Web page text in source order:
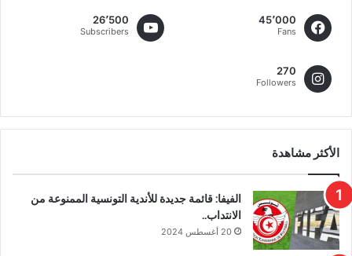
45٬000
Fans
26٬500
Subscribers
270
Followers
الأكثر مشاهدة
الفيفا: قائمة جديدة للأندية التونسية الممنوعة من
الانتداب..
20 أغسطس 2024